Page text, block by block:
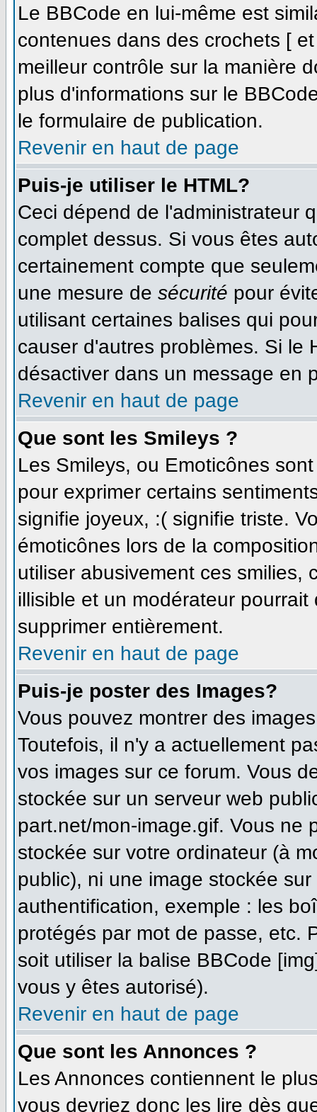
Le BBCode en lui-même est
contenues dans des crochets [
meilleur contrôle sur la manière
plus d'informations sur le
le formulaire de publication.
Revenir en haut de page
Puis-je utiliser le HTML?
Ceci dépend de l'administrateur
complet dessus. Si vous êtes
certainement compte que
une mesure de sécurité pour
utilisant certaines balises qui
causer d'autres problèmes. Si le
désactiver dans un message en
Revenir en haut de page
Que sont les Smileys ?
Les Smileys, ou Emoticônes
pour exprimer certains
signifie joyeux, :( signifie triste.
émoticônes lors de la
utiliser abusivement ces smilies,
illisible et un modérateur
supprimer entièrement.
Revenir en haut de page
Puis-je poster des Images?
Vous pouvez montrer des
Toutefois, il n'y a actuellement
vos images sur ce forum. Vous
stockée sur un serveur web
part.net/mon-image.gif. Vous ne
stockée sur votre ordinateur (à
public), ni une image stockée
authentification, exemple : les
protégés par mot de passe, etc.
soit utiliser la balise BBCode
vous y êtes autorisé).
Revenir en haut de page
Que sont les Annonces ?
Les Annonces contiennent le
vous devriez donc les lire dès